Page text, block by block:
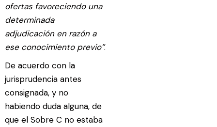
ofertas favoreciendo una
determinada
adjudicación en razón a
ese conocimiento previo”.
De acuerdo con la
jurisprudencia antes
consignada, y no
habiendo duda alguna, de
que el Sobre C no estaba